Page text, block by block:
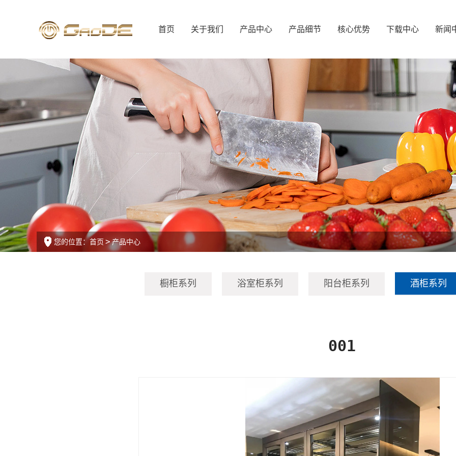
首页 关于我们
行政总厨
人才招聘
联系我们
产品中心
橱柜系列
浴室柜系列
阳台系列
酒柜系列
衣柜系列
产品细节
柜体展示
门板展示
拉手展示
玻璃门展示
装饰件展示
五金配件
核心优势
合作优势
下载中心 新闻
企业
行业
产品
常见
您的位置：首页 产品中心
橱柜系列 浴室柜系列 阳台柜系列 酒柜系列
001